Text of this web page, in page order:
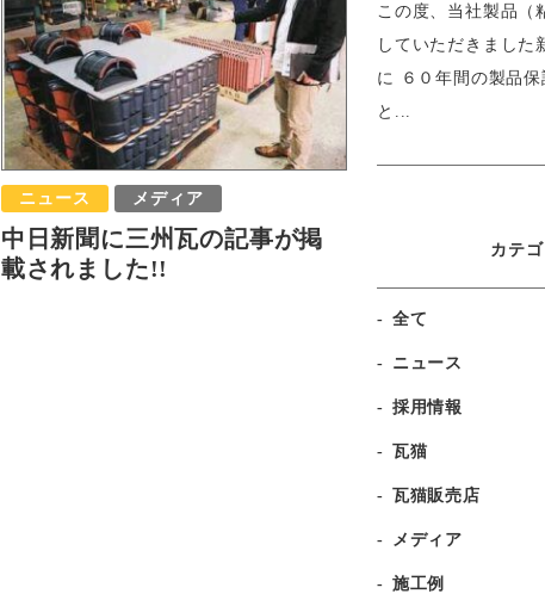
ニュース メディア
中日新聞に三州瓦の記事が掲
載されました!!
この度、当社製品（
していただきました
に ６０年間の製品保
と...
カテゴ
全て
ニュース
採用情報
瓦猫
瓦猫販売店
メディア
施工例